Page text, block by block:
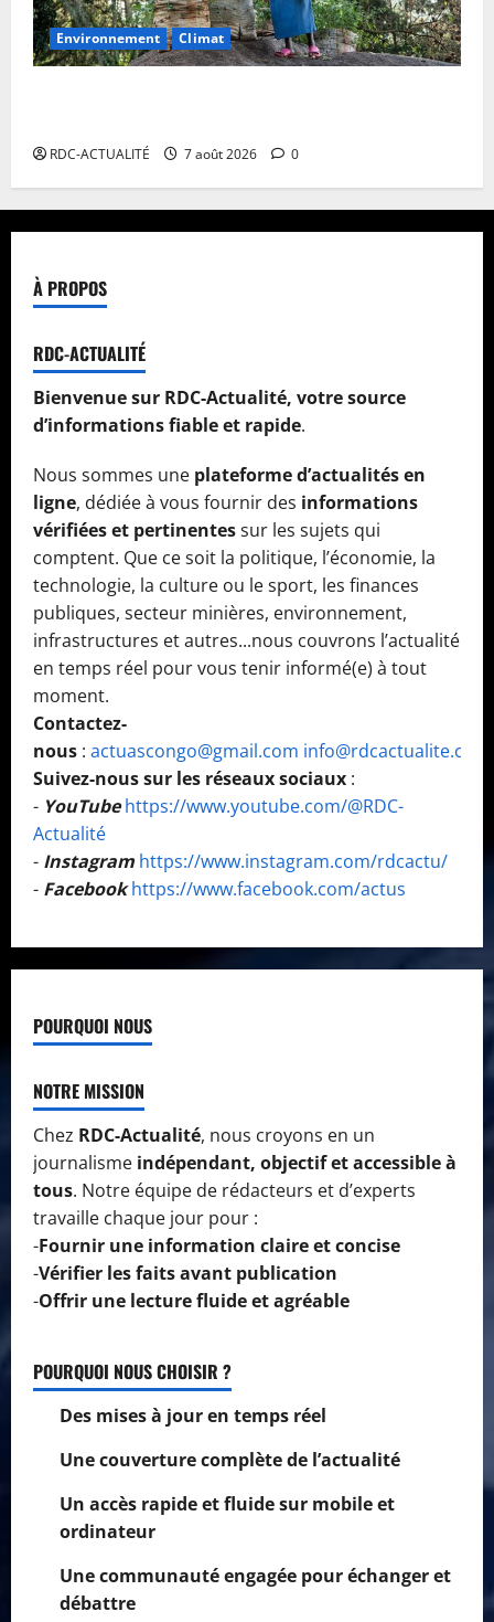
Environnement Climat
RDC-ACTUALITÉ 7 août 2026 0
À PROPOS
RDC-ACTUALITÉ
Bienvenue sur RDC-Actualité, votre source
d’informations fiable et rapide.
Nous sommes une plateforme d’actualités en
ligne, dédiée à vous fournir des informations
vérifiées et pertinentessur les sujets qui
comptent. Que ce soit la politique, l’économie, la
technologie, la culture ou le sport, les finances
publiques, secteur minières, environnement,
infrastructures et autres...nous couvrons l’actualité
en temps réel pour vous tenir informé(e) à tout
moment.
Contactez-
nous : actuascongo@gmail.com info@rdcactualite.com
Suivez-nous sur les réseaux sociaux :
- YouTube https://www.youtube.com/@RDC-
Actualité
- Instagram https://www.instagram.com/rdcactu/
- Facebook https://www.facebook.com/actus
POURQUOI NOUS
NOTRE MISSION
Chez RDC-Actualité, nous croyons en un
journalisme indépendant, objectif et accessible à
tous. Notre équipe de rédacteurs et d’experts
travaille chaque jour pour :
-Fournir une information claire et concise
-Vérifier les faits avant publication
-Offrir une lecture fluide et agréable
POURQUOI NOUS CHOISIR ?
Des mises à jour en temps réel
Une couverture complète de l’actualité
Un accès rapide et fluide sur mobile et
ordinateur
Une communauté engagée pour échanger et
débattre